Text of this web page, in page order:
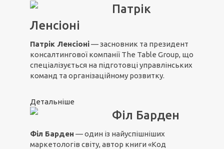
Патрік
Ленсіоні
Патрік Ленсіоні— засновник та президент
консалтингової компанії The Table Group, що
спеціалізується на підготовці управлінських
команд та організаційному розвитку.
Детальніше
Філ Барден
Філ Барден — один із найуспішніших
маркетологів світу, автор книги «Код